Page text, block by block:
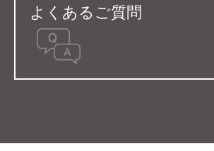
よくあるご質問